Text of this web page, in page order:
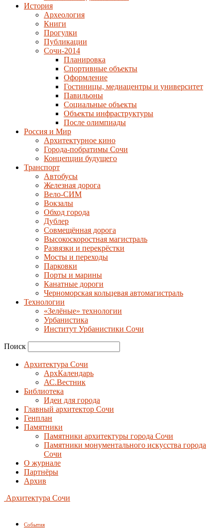
История
Археология
Книги
Прогулки
Публикации
Сочи-2014
Планировка
Спортивные объекты
Оформление
Гостиницы, медиацентры и университет
Павильоны
Социальные объекты
Объекты инфраструктуры
После олимпиады
Россия и Мир
Архитектурное кино
Города-побратимы Сочи
Концепции будущего
Транспорт
Автобусы
Железная дорога
Вело-СИМ
Вокзалы
Обход города
Дублер
Совмещённая дорога
Высокоскоростная магистраль
Развязки и перекрёстки
Мосты и переходы
Парковки
Порты и марины
Канатные дороги
Черноморская кольцевая автомагистраль
Технологии
«Зелёные» технологии
Урбанистика
Институт Урбанистики Сочи
Поиск
Архитектура Сочи
АрхКалендарь
АС.Вестник
Библиотека
Идеи для города
Главный архитектор Сочи
Генплан
Памятники
Памятники архитектуры города Сочи
Памятники монументального искусства города
Сочи
О журнале
Партнёры
Архив
Архитектура Сочи
События